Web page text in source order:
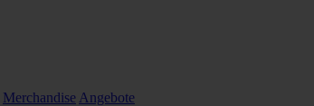
Merchandise Angebote